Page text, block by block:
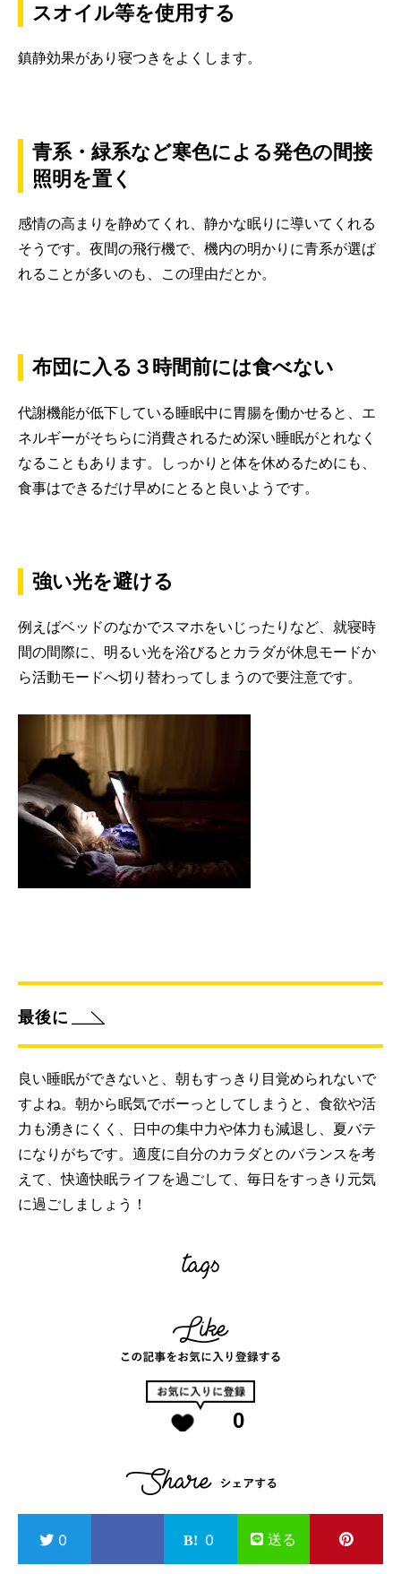
スオイル等を使用する
鎮静効果があり寝つきをよくします。
青系・緑系など寒色による発色の間接
照明を置く
感情の高まりを静めてくれ、静かな眠りに導いてくれる
そうです。夜間の飛行機で、機内の明かりに青系が選ば
れることが多いのも、この理由だとか。
布団に入る３時間前には食べない
代謝機能が低下している睡眠中に胃腸を働かせると、エ
ネルギーがそちらに消費されるため深い睡眠がとれなく
なることもあります。しっかりと体を休めるためにも、
食事はできるだけ早めにとると良いようです。
強い光を避ける
例えばベッドのなかでスマホをいじったりなど、就寝時
間の間際に、明るい光を浴びるとカラダが休息モードか
ら活動モードへ切り替わってしまうので要注意です。
最後に
良い睡眠ができないと、朝もすっきり目覚められないで
すよね。朝から眠気でボーっとしてしまうと、食欲や活
力も湧きにくく、日中の集中力や体力も減退し、夏バテ
になりがちです。適度に自分のカラダとのバランスを考
えて、快適快眠ライフを過ごして、毎日をすっきり元気
に過ごしましょう！
0
0 0 送る